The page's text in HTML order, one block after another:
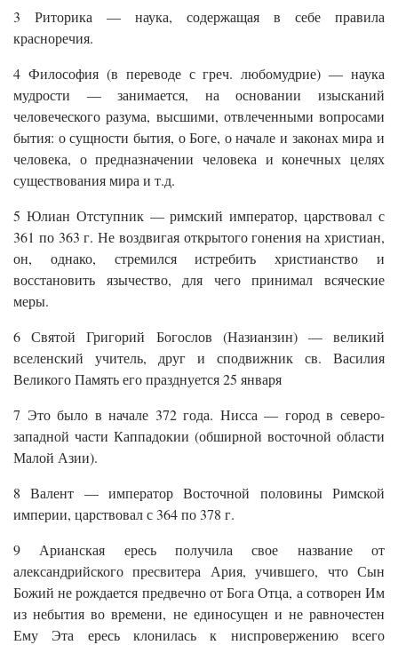
3 Риторика — наука, содержащая в себе правила
красноречия.
4 Философия (в переводе с греч. любомудрие) — наука
мудрости — занимается, на основании изысканий
человеческого разума, высшими, отвлеченными вопросами
бытия: о сущности бытия, о Боге, о начале и законах мира и
человека, о предназначении человека и конечных целях
существования мира и т.д.
5 Юлиан Отступник — римский император, царствовал с
361 по 363 г. Не воздвигая открытого гонения на христиан,
он, однако, стремился истребить христианство и
восстановить язычество, для чего принимал всяческие
меры.
6 Святой Григорий Богослов (Назианзин) — великий
вселенский учитель, друг и сподвижник св. Василия
Великого Память его празднуется 25 января
7 Это было в начале 372 года. Нисса — город в северо-
западной части Каппадокии (обширной восточной области
Малой Азии).
8 Валент — император Восточной половины Римской
империи, царствовал с 364 по 378 г.
9 Арианская ересь получила свое название от
александрийского пресвитера Ария, учившего, что Сын
Божий не рождается предвечно от Бога Отца, а сотворен Им
из небытия во времени, не единосущен и не равночестен
Ему Эта ересь клонилась к ниспровержению всего